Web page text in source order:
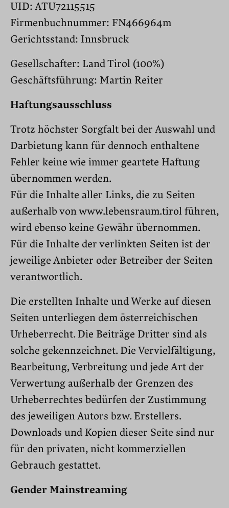
UID: ATU72115515
Firmenbuchnummer: FN466964m
Gerichtsstand: Innsbruck
Gesellschafter: Land Tirol (100%)
Geschäftsführung: Martin Reiter
Haftungsausschluss
Trotz höchster Sorgfalt bei der Auswahl und
Darbietung kann für dennoch enthaltene
Fehler keine wie immer geartete Haftung
übernommen werden.
Für die Inhalte aller Links, die zu Seiten
außerhalb von www.lebensraum.tirol führen,
wird ebenso keine Gewähr übernommen.
Für die Inhalte der verlinkten Seiten ist der
jeweilige Anbieter oder Betreiber der Seiten
verantwortlich.
Die erstellten Inhalte und Werke auf diesen
Seiten unterliegen dem österreichischen
Urheberrecht. Die Beiträge Dritter sind als
solche gekennzeichnet. Die Vervielfältigung,
Bearbeitung, Verbreitung und jede Art der
Verwertung außerhalb der Grenzen des
Urheberrechtes bedürfen der Zustimmung
des jeweiligen Autors bzw. Erstellers.
Downloads und Kopien dieser Seite sind nur
für den privaten, nicht kommerziellen
Gebrauch gestattet.
Gender Mainstreaming